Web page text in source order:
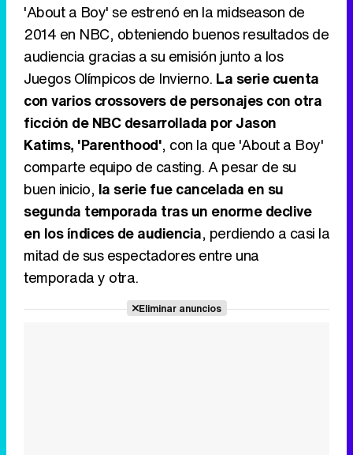
'About a Boy' se estrenó en la midseason de
2014 en NBC, obteniendo buenos resultados de
audiencia gracias a su emisión junto a los
Juegos Olímpicos de Invierno. La serie cuenta
con varios crossovers de personajes con otra
ficción de NBC desarrollada por Jason
Katims, 'Parenthood', con la que 'About a Boy'
comparte equipo de casting. A pesar de su
buen inicio, la serie fue cancelada en su
segunda temporada tras un enorme declive
en los índices de audiencia, perdiendo a casi la
mitad de sus espectadores entre una
temporada y otra.
Eliminar anuncios